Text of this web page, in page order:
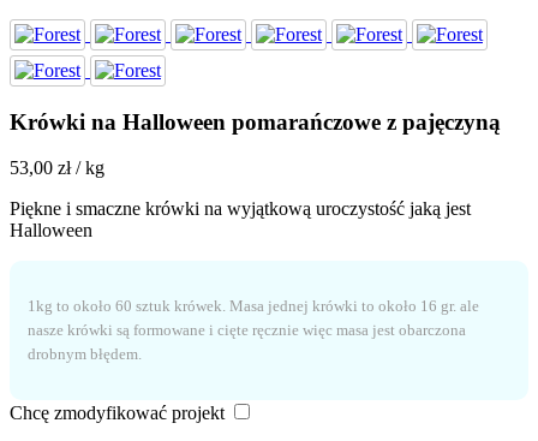
Krówki na Halloween pomarańczowe z pajęczyną
53,00 zł / kg
Piękne i smaczne krówki na wyjątkową uroczystość jaką jest
Halloween
1kg to około 60 sztuk krówek. Masa jednej krówki to około 16 gr. ale
nasze krówki są formowane i cięte ręcznie więc masa jest obarczona
drobnym błędem.
Chcę zmodyfikować projekt